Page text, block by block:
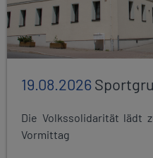
19.08.2026
Die Volkssolidarität lädt
Vormittag